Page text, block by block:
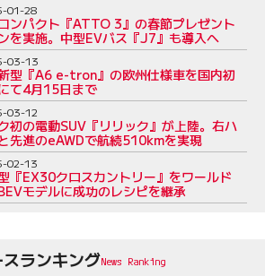
ンパクト『ATTO 3』の春節プレゼント
を実施。中型EVバス『J7』も導入へ
01-28
型『A6 e-tron』の欧州仕様車を国内初
て4月15日まで
03-13
初の電動SUV『リリック』が上陸。右ハ
先進のeAWDで航続510kmを実現
03-12
『EX30クロスカントリー』をワールド
モデルに成功のレシピを継承
02-13
ランキング